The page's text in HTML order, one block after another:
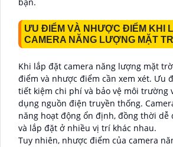
bạn.
ƯU ĐIỂM VÀ NHƯỢC ĐIỂM KHI
CAMERA NĂNG LƯỢNG MẶT
Khi lắp đặt camera năng lượng mặt
điểm và nhược điểm cần xem xét. Ưu
tiết kiệm chi phí và bảo vệ môi trường
dụng nguồn điện truyền thống.
năng hoạt động ổn định, đồng thời dễ
và lắp đặt ở nhiều vị trí khác nhau.
Tuy nhiên, nhược điểm của camera